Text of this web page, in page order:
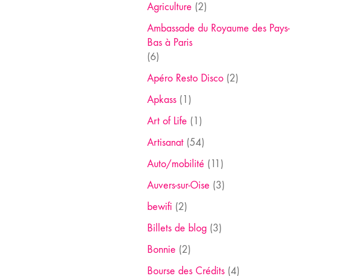
Agriculture (2)
Ambassade du Royaume des Pays-
Bas à Paris
(6)
Apéro Resto Disco(2)
Apkass(1)
Art of Life (1)
Artisanat(54)
Auto/mobilité (11)
Auvers-sur-Oise (3)
bewifi (2)
Billets de blog(3)
Bonnie (2)
Bourse des Crédits(4)